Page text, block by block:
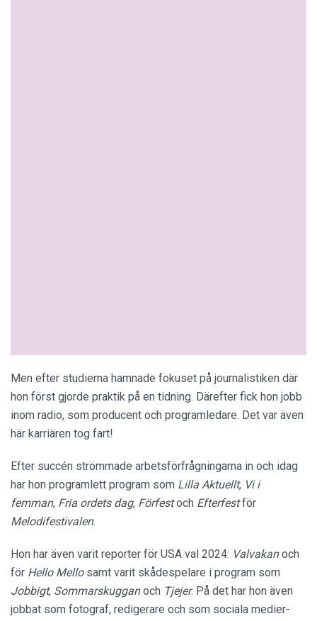
Men efter studierna hamnade fokuset på journalistiken där
hon först gjorde praktik på en tidning. Därefter fick hon jobb
inom radio, som producent och programledare. Det var även
här karriären tog fart!
Efter succén strömmade arbetsförfrågningarna in och idag
har hon programlett program som Lilla Aktuellt, Vi i
femman, Fria ordets dag, Förfestoch Efterfestför
Melodifestivalen.
Hon har även varit reporter för USA val 2024: Valvakanoch
för Hello Mello samt varit skådespelare i program som
Jobbigt, Sommarskugganoch Tjejer. På det har hon även
jobbat som fotograf, redigerare och som sociala medier-